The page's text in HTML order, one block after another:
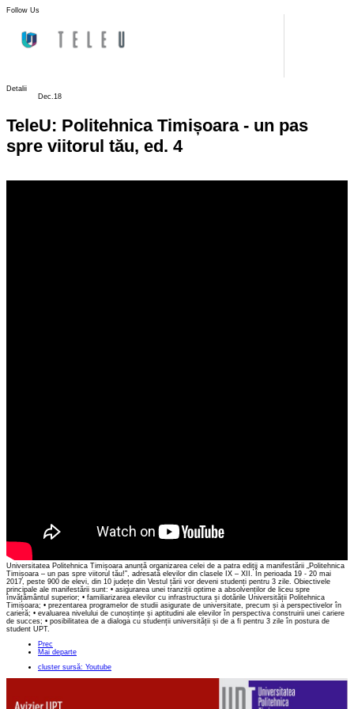
Follow Us
Detalii
Dec.18
TeleU: Politehnica Timișoara - un pas
spre viitorul tău, ed. 4
Universitatea Politehnica Timișoara anunță organizarea celei de a patra ediții a manifestării „Politehnica
Timișoara – un pas spre viitorul tău!”, adresată elevilor din clasele IX – XII. În perioada 19‎ - 20 mai
2017, peste 900 de elevi, din 10 județe din Vestul țării vor deveni studenți pentru 3 zile. Obiectivele
principale ale manifestării sunt: • asigurarea unei tranziții optime a absolvenților de liceu spre
învățământul superior; • familiarizarea elevilor cu infrastructura și dotările Universității Politehnica
Timișoara; • prezentarea programelor de studii asigurate de universitate, precum și a perspectivelor în
carieră; • evaluarea nivelului de cunoștințe și aptitudini ale elevilor în perspectiva construirii unei cariere
de succes; • posibilitatea de a dialoga cu studenții universității și de a fi pentru 3 zile în postura de
student UPT.
Prec
Mai departe
cluster sursă: Youtube